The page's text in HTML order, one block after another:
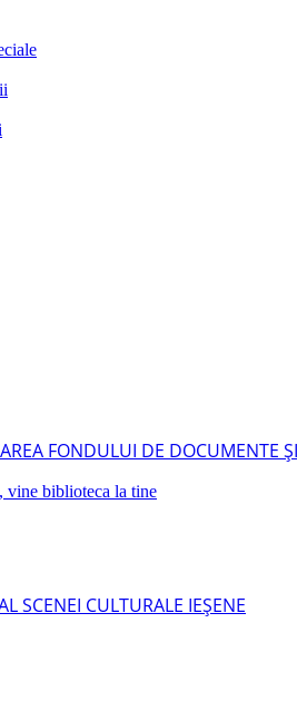
FONDULUI DE DOCUMENTE
vine biblioteca la tine
SCENEI CULTURALE IEŞENE